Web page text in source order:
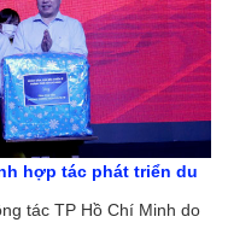
hợp tác phát triển du
tác TP Hồ Chí Minh do